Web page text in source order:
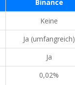
Binance
Keine
Ja (umfangreich)
Ja
0,02%